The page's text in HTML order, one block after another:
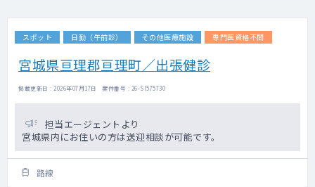
スポット 日勤（午前診） その他医療施設 専門医資格不問
宮城県亘理郡亘理町／出張健診
掲載更新日 : 2026年07月17日 案件番号 : 26-SI575730
担当エージェントより
宮城県内にお住いの方は送迎相談が可能です。
路線